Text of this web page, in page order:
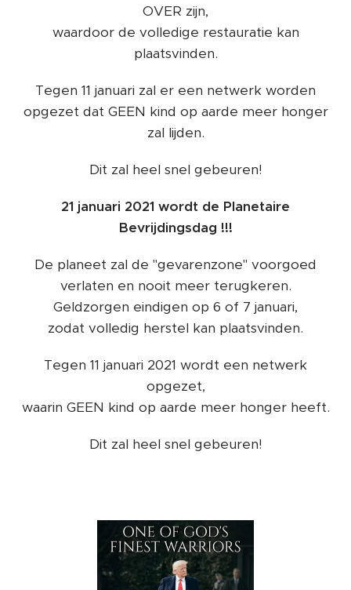
OVER zijn,
waardoor de volledige restauratie kan
plaatsvinden.
Tegen 11 januari zal er een netwerk worden
opgezet dat GEEN kind op aarde meer honger
zal lijden.
Dit zal heel snel gebeuren!
21 januari 2021 wordt de Planetaire
Bevrijdingsdag !!!
De planeet zal de "gevarenzone" voorgoed
verlaten en nooit meer terugkeren.
Geldzorgen eindigen op 6 of 7 januari,
zodat volledig herstel kan plaatsvinden.
Tegen 11 januari 2021 wordt een netwerk
opgezet,
waarin GEEN kind op aarde meer honger heeft.
Dit zal heel snel gebeuren!